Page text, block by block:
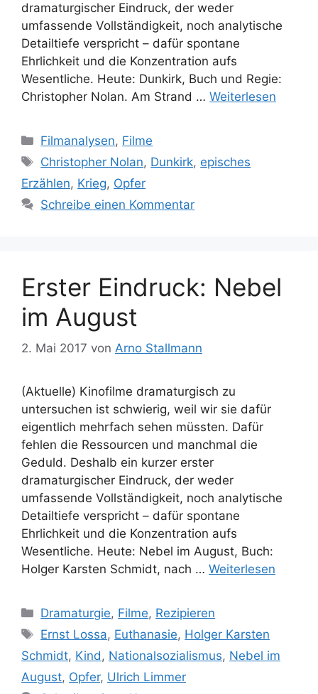
dramaturgischer Eindruck, der weder
umfassende Vollständigkeit, noch analytische
Detailtiefe verspricht – dafür spontane
Ehrlichkeit und die Konzentration aufs
Wesentliche. Heute: Dunkirk, Buch und Regie:
Christopher Nolan. Am Strand … Weiterlesen
Kategorien
Filmanalysen, Filme
Schlagwörter
Christopher Nolan, Dunkirk, episches
Erzählen, Krieg, Opfer
Schreibe einen Kommentar
Erster Eindruck: Nebel
im August
2. Mai 2017 von Arno Stallmann
(Aktuelle) Kinofilme dramaturgisch zu
untersuchen ist schwierig, weil wir sie dafür
eigentlich mehrfach sehen müssten. Dafür
fehlen die Ressourcen und manchmal die
Geduld. Deshalb ein kurzer erster
dramaturgischer Eindruck, der weder
umfassende Vollständigkeit, noch analytische
Detailtiefe verspricht – dafür spontane
Ehrlichkeit und die Konzentration aufs
Wesentliche. Heute: Nebel im August, Buch:
Holger Karsten Schmidt, nach … Weiterlesen
Kategorien
Dramaturgie, Filme, Rezipieren
Schlagwörter
Ernst Lossa, Euthanasie, Holger Karsten
Schmidt, Kind, Nationalsozialismus, Nebel im
August, Opfer, Ulrich Limmer